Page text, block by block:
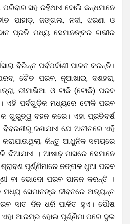
ସହ ରହିଥାଏ ବୋଲି କନ୍ଧମାନେ
ପାହାଡ଼, ଜଙ୍ଗଲ, ନଦୀ, ଝରଣା ଓ
ପ୍ରତି ମଧ୍ୟ ସେମାନଙ୍କର ଗଭୀର
ବିଭିନ୍ନ ପର୍ବପର୍ବାଣୀ ପାଳନ କରନ୍ତି।
ଚୈତ ପରବ, ନୂଆଖାଇ, ଦଶହରା,
ଭୀମାଭିଆ ଓ ଟାକି (ଟୋକି) ପରବ
ପର୍ବଗୁଡ଼ିକ ମଧ୍ୟରେ ଟୋକି ପରବ
ଗୁରୁତ୍ୱ ବହନ କରେ। ଏହା ପ୍ରତିବର୍ଷ
ବିବରଣୀରୁ ଜଣାଯାଏ ଯେ ଅତୀତରେ ଏହି
କରାଯାଉଥିଲା; କିନ୍ତୁ ଆଧୁନିକ ସମୟରେ
ଦିଆଯାଏ । ଆଷାଢ଼ ମାସରେ ସେମାନେ
ପୂର୍ଣ୍ଣିମାରେ ନଙ୍ଗଳ ଧୁଆ ପରବ
ବା ଭୋଦୋ ପରବ ପାଳନ କରନ୍ତି ।
ସେମାନଙ୍କ ଜୀବନରେ ଅତ୍ୟନ୍ତ
ସାତ ଦିନ ଧରି ପାଳିତ ହୁଏ। ପୌଷ
ଏହା ଆରମ୍ଭ ହୋଇ ପୂର୍ଣ୍ଣିମା ପରେ ଦୁଇ